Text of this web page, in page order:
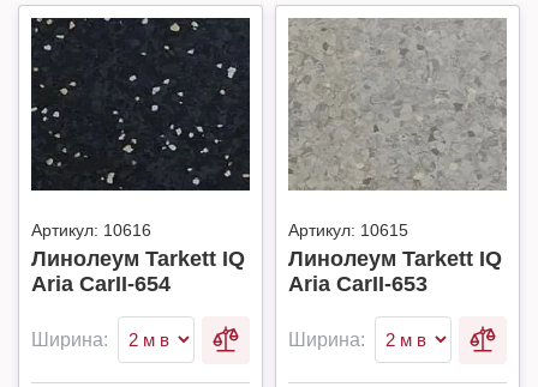
Артикул: 10616
Линолеум Tarkett IQ
Aria CarII-654
Ширина:
Артикул: 10615
Линолеум Tarkett IQ
Aria CarII-653
Ширина: